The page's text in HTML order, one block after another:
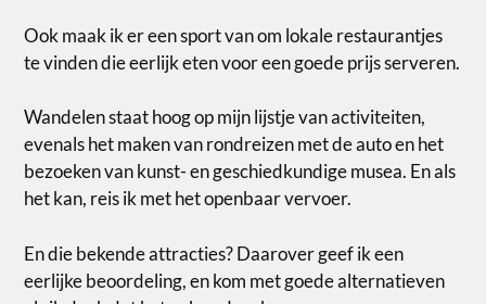
Ook maak ik er een sport van om lokale restaurantjes
te vinden die eerlijk eten voor een goede prijs serveren.
Wandelen staat hoog op mijn lijstje van activiteiten,
evenals het maken van rondreizen met de auto en het
bezoeken van kunst- en geschiedkundige musea. En als
het kan, reis ik met het openbaar vervoer.
En die bekende attracties? Daarover geef ik een
eerlijke beoordeling, en kom met goede alternatieven